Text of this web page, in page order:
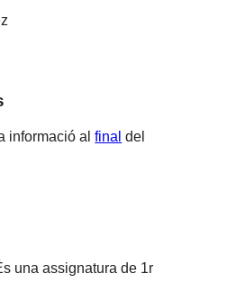
informació alfinal del
una assignatura de 1r